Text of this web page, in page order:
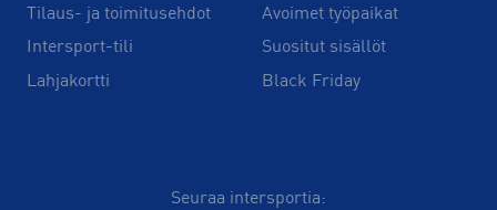
Tilaus- ja toimitusehdot
Intersport-tili
Lahjakortti
Avoimet työpaikat
Suositut sisällöt
Black Friday
Seuraa intersportia: